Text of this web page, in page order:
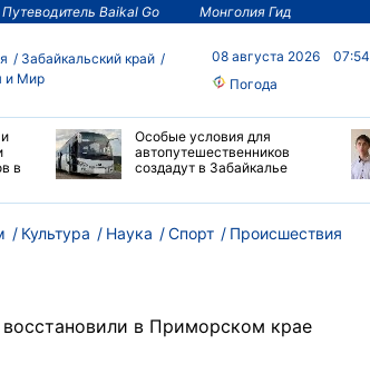
Путеводитель Baikal Go Монголия Гид
Забайкальский край
и Мир
08 августа 2026
07:54
Погода
в
Особые условия для
автопутешественников
создадут в Забайкалье
Культура Наука Спорт Происшествия
в Приморском крае